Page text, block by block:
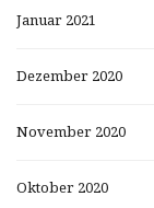
Januar 2021
Dezember 2020
November 2020
Oktober 2020